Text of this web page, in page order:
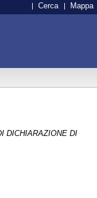
Cerca Mappa
DICHIARAZIONE DI